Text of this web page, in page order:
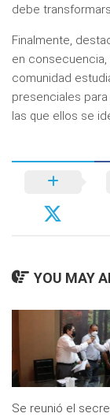
debe
Finalmente,
en
comunidad
presenciales
las que ellos se
YOU MAY
Se reunió el